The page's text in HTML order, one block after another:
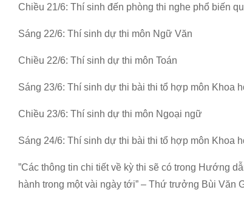
Chiều 21/6: Thí sinh đến phòng thi nghe phổ biến
Sáng 22/6: Thí sinh dự thi môn Ngữ Văn
Chiều 22/6: Thí sinh dự thi môn Toán
Sáng 23/6: Thí sinh dự thi bài thi tổ hợp môn Khoa
Chiều 23/6: Thí sinh dự thi môn Ngoại ngữ
Sáng 24/6: Thí sinh dự thi bài thi tổ hợp môn Khoa
”Các thông tin chi tiết về kỳ thi sẽ có trong Hướng
hành trong một vài ngày tới” – Thứ trưởng Bùi Văn